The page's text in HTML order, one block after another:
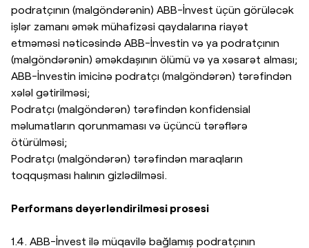
podratçının (malgöndərənin) ABB-İnvest üçün görüləcək
işlər zamanı əmək mühafizəsi qaydalarına riayət
etməməsi nəticəsində ABB-İnvestin və ya podratçının
(malgöndərənin) əməkdaşının ölümü və ya xəsarət alması;
ABB-İnvestin imicinə podratçı (malgöndərən) tərəfindən
xələl gətirilməsi;
Podratçı (malgöndərən) tərəfindən konfidensial
məlumatların qorunmaması və üçüncü tərəflərə
ötürülməsi;
Podratçı (malgöndərən) tərəfindən maraqların
toqquşması halının gizlədilməsi.
Performans dəyərləndirilməsi prosesi
1.4. ABB-İnvest ilə müqavilə bağlamış podratçının